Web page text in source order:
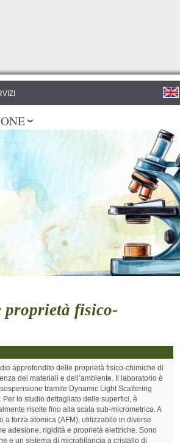
proprietà fisico-
approfondito delle proprietà fisico-chimiche di
dei materiali e dell’ambiente. Il laboratorio è
tramite Dynamic Light Scattering
lo studio dettagliato delle superfici, è
risolte fino alla scala sub-micrometrica. A
forza atomica (AFM), utilizzabile in diverse
adesione, rigidità e proprietà elettriche. Sono
e un sistema di microbilancia a cristallo di